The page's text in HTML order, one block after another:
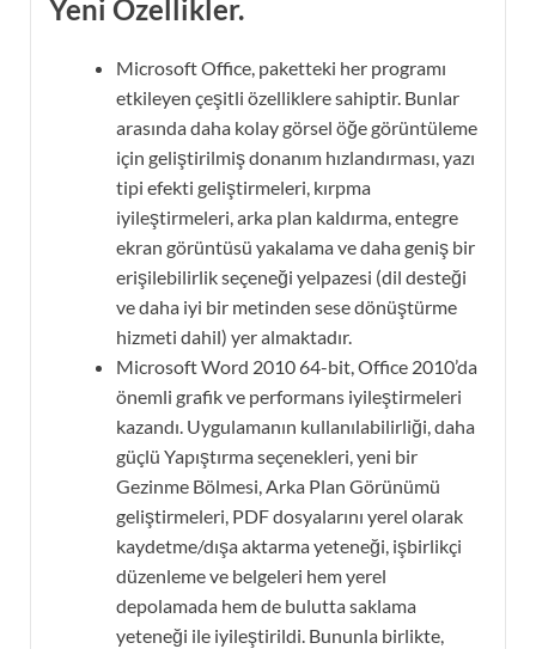
Yeni Özellikler.
Microsoft Office, paketteki her programı
etkileyen çeşitli özelliklere sahiptir. Bunlar
arasında daha kolay görsel öğe görüntüleme
için geliştirilmiş donanım hızlandırması, yazı
tipi efekti geliştirmeleri, kırpma
iyileştirmeleri, arka plan kaldırma, entegre
ekran görüntüsü yakalama ve daha geniş bir
erişilebilirlik seçeneği yelpazesi (dil desteği
ve daha iyi bir metinden sese dönüştürme
hizmeti dahil) yer almaktadır.
Microsoft Word 2010 64-bit, Office 2010’da
önemli grafik ve performans iyileştirmeleri
kazandı. Uygulamanın kullanılabilirliği, daha
güçlü Yapıştırma seçenekleri, yeni bir
Gezinme Bölmesi, Arka Plan Görünümü
geliştirmeleri, PDF dosyalarını yerel olarak
kaydetme/dışa aktarma yeteneği, işbirlikçi
düzenleme ve belgeleri hem yerel
depolamada hem de bulutta saklama
yeteneği ile iyileştirildi. Bununla birlikte,